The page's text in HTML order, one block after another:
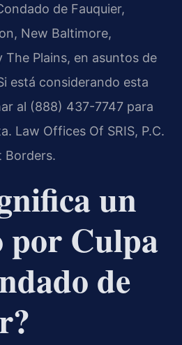
de Fauquier,
New Baltimore,
The Plains, en asuntos de
está considerando esta
al (888) 437-7747 para
Law Offices Of SRIS, P.C.
Borders.
un
por Culpa
de